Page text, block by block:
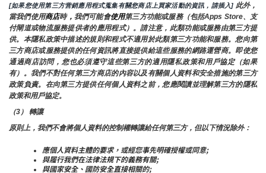
[如果您使用第三方营銷應用程式蒐集有關您商店上買家活動的資訊，請插入] 此外，
當我們使用商店時， 我們可能會使用第三方功能或服務（包括Apps Store、支
付閘道或物流服務提供者的應用程式）。請注意，此類功能或服務由第三方提
供。本隱私政策中描述的規則和程式不適用於此類第三方功能和服務。您向第
三方商店或服務提供的任何資訊將直接提供給這些服務的網路運營商。即使您
通過商店訪問，您也必須遵守這些第三方的適用隱私政策和用戶協定（如果
有）。我們不對任何第三方商店的內容以及有關個人資料和安全措施的第三方
政策負責。在向第三方提供任何個人資料之前，您應閱讀並理解第三方的隱私
政策和用戶協定。
（3） 轉讓
原則上，我們不會將個人資料的控制權轉讓給任何第三方，但以下情況除外：
應個人資料主體的要求，或經您事先明確授權或同意;
與履行我們在法律法規下的義務有關;
與國家安全、國防安全直接相關的;